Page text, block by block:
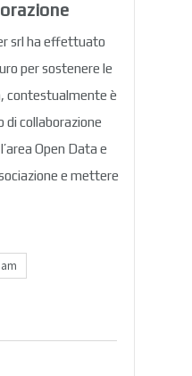
srl ha effettuato
per sostenere le
contestualmente è
di collaborazione
Open Data e
e mettere